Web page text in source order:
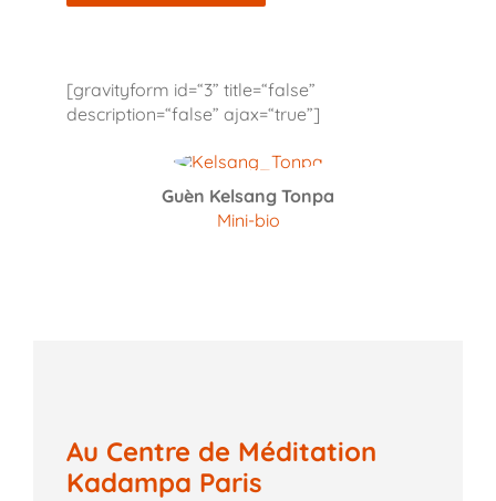
[gravityform id=“3” title=“false”
description=“false” ajax=“true”]
Guèn Kelsang Tonpa
Mini-bio
Au Centre de Méditation
Kadampa Paris